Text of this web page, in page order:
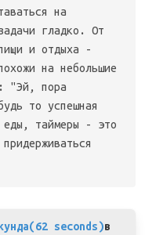
на
гладко. От
и отдыха -
на небольшие
"Эй, пора
то успешная
еды, таймеры - это
seconds)в